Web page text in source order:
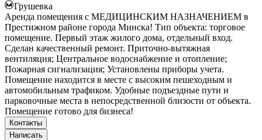
Грушевка
Аренда помещения с МЕДИЦИНСКИМ НАЗНАЧЕНИЕМ в
Престижном районе города Минска! Тип объекта: торговое
помещение. Первый этаж жилого дома, отдельный вход.
Сделан качественный ремонт. Приточно-вытяжная
вентиляция; Центральное водоснабжение и отопление;
Пожарная сигнализация; Установлены приборы учета.
Помещение находится в месте с высоким пешеходным и
автомобильным трафиком. Удобные подъездные пути и
парковочные места в непосредственной близости от объекта.
Помещение готово для бизнеса!
Контакты
Написать